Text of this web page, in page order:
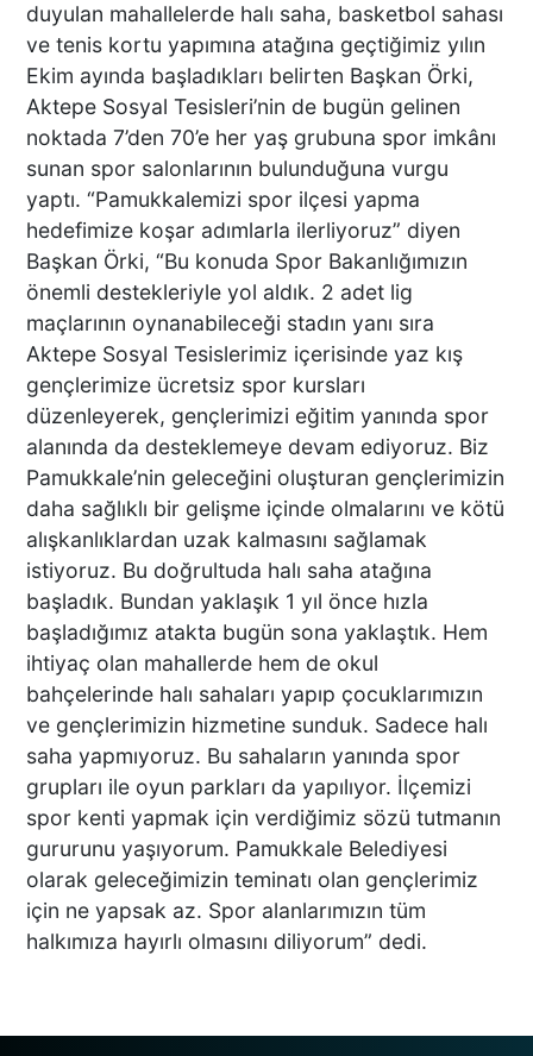
DENİZLİ’DE MART SÜRPRİZİ
ALEYNA KALAYCIOĞLU VE
ANNESİ ADLİYE SEVK
EDİLDİ
83 KAYITLI AZILI KADIN
HIRSIZ PİŞKİNLİKTE SINIR
TANIMADI
ESKİ FUTBOL KULÜP
BAŞKANI VE KARDEŞİNE
KURŞUN YAĞDIRDILAR
DENİZLİLİ İŞ İNSANI
MEHMET SARI
LİDERLİĞİNDE ZİRVEYE
ÇIKTI ZİMEK MAKİNA’YA
DEV ÖDÜL
Tartıştığı Motosikletliye
Çarpıp Yoluna Devam Etti
duyulan mahallelerde halı saha, basketbol sahası
ve tenis kortu yapımına atağına geçtiğimiz yılın
Ekim ayında başladıkları belirten Başkan Örki,
Aktepe Sosyal Tesisleri’nin de bugün gelinen
noktada 7’den 70’e her yaş grubuna spor imkânı
sunan spor salonlarının bulunduğuna vurgu
yaptı. “Pamukkalemizi spor ilçesi yapma
hedefimize koşar adımlarla ilerliyoruz” diyen
Başkan Örki, “Bu konuda Spor Bakanlığımızın
önemli destekleriyle yol aldık. 2 adet lig
maçlarının oynanabileceği stadın yanı sıra
Aktepe Sosyal Tesislerimiz içerisinde yaz kış
gençlerimize ücretsiz spor kursları
düzenleyerek, gençlerimizi eğitim yanında spor
alanında da desteklemeye devam ediyoruz. Biz
Pamukkale’nin geleceğini oluşturan gençlerimizin
daha sağlıklı bir gelişme içinde olmalarını ve kötü
alışkanlıklardan uzak kalmasını sağlamak
istiyoruz. Bu doğrultuda halı saha atağına
başladık. Bundan yaklaşık 1 yıl önce hızla
başladığımız atakta bugün sona yaklaştık. Hem
ihtiyaç olan mahallerde hem de okul
bahçelerinde halı sahaları yapıp çocuklarımızın
ve gençlerimizin hizmetine sunduk. Sadece halı
saha yapmıyoruz. Bu sahaların yanında spor
grupları ile oyun parkları da yapılıyor. İlçemizi
spor kenti yapmak için verdiğimiz sözü tutmanın
gururunu yaşıyorum. Pamukkale Belediyesi
olarak geleceğimizin teminatı olan gençlerimiz
için ne yapsak az. Spor alanlarımızın tüm
halkımıza hayırlı olmasını diliyorum” dedi.